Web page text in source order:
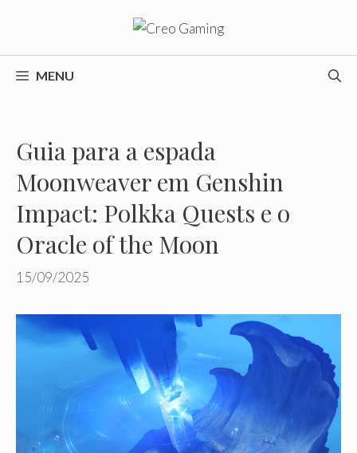
o
conteúdoMENU
Guia para a espada
Moonweaver em Genshin
Impact: Polkka Quests e o
Oracle of the Moon
15/09/2025